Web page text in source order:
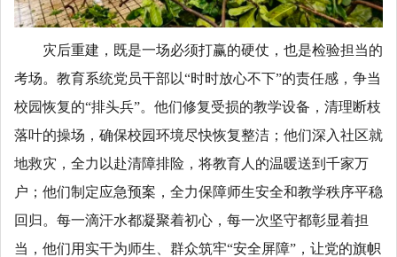
灾后重建，既是一场必须打赢的硬仗，也是检验担当的
考场。教育系统党员干部以“时时放心不下”的责任感，争当
校园恢复的“排头兵”。他们修复受损的教学设备，清理断枝
落叶的操场，确保校园环境尽快恢复整洁；他们深入社区就
地救灾，全力以赴清障排险，将教育人的温暖送到千家万
户；他们制定应急预案，全力保障师生安全和教学秩序平稳
回归。每一滴汗水都凝聚着初心，每一次坚守都彰显着担
当，他们用实干为师生、群众筑牢“安全屏障”，让党的旗帜